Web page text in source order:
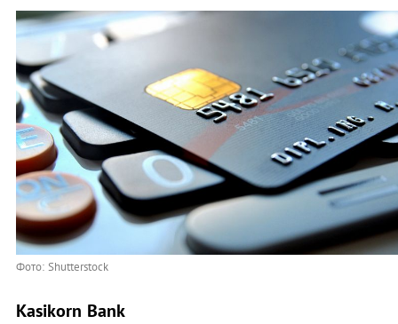
Фото: Shutterstock
Kasikorn Bank